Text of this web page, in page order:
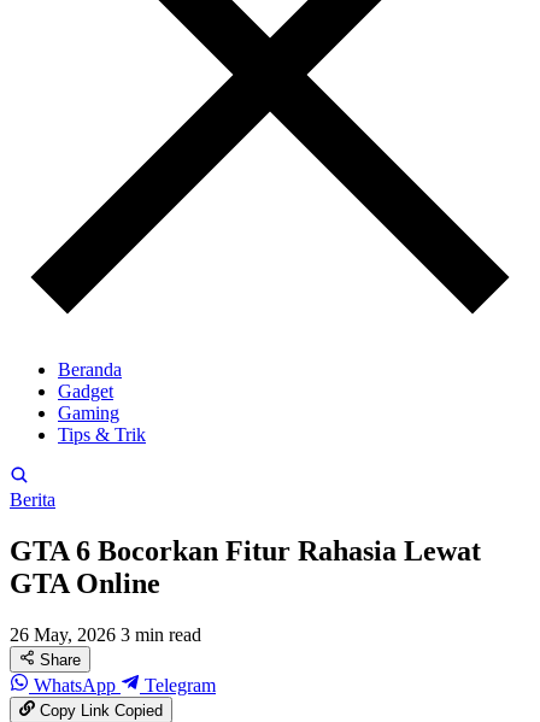
Beranda
Gadget
Gaming
Tips & Trik
Berita
GTA 6 Bocorkan Fitur Rahasia Lewat
GTA Online
26 May, 2026 3 min read
Share
WhatsApp Telegram
Copy LinkCopied